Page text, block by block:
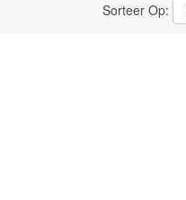
Sorteer Op: